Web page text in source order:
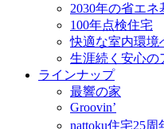
2030年の省エネ
100年点検住宅
快適な室内環境
生涯続く安心の
ラインナップ
最響の家
Groovin’
nattoku住宅25